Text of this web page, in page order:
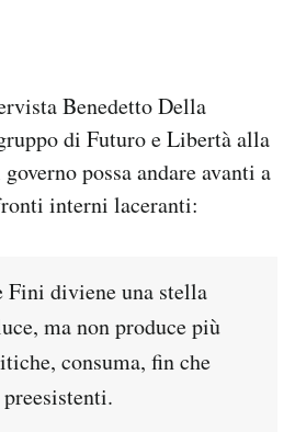
Ok Boomer!
Media
Europa
Altrecose
Benedetto Della
di Futuro e Libertà alla
possa andare avanti a
interni laceranti:
Fini diviene una stella
ma non produce più
consuma, fin che